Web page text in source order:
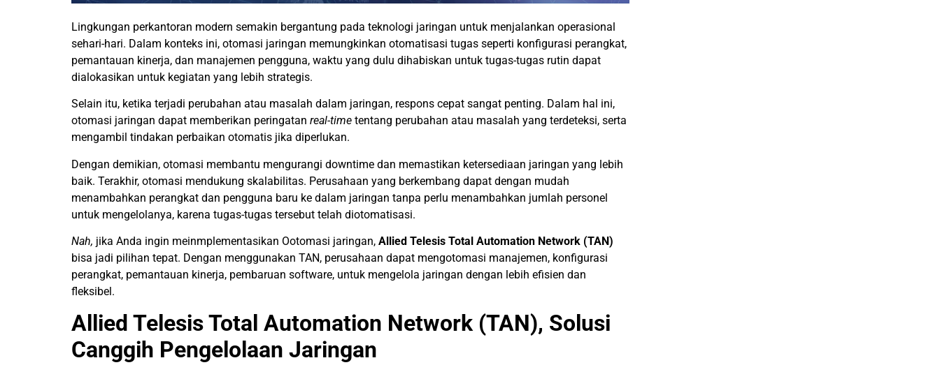
Lingkungan perkantoran modern semakin bergantung pada teknologi jaringan untuk menjalankan operasional
sehari-hari. Dalam konteks ini, otomasi jaringan memungkinkan otomatisasi tugas seperti konfigurasi perangkat,
pemantauan kinerja, dan manajemen pengguna, waktu yang dulu dihabiskan untuk tugas-tugas rutin dapat
dialokasikan untuk kegiatan yang lebih strategis.
Selain itu, ketika terjadi perubahan atau masalah dalam jaringan, respons cepat sangat penting. Dalam hal ini,
otomasi jaringan dapat memberikan peringatan real-time tentang perubahan atau masalah yang terdeteksi, serta
mengambil tindakan perbaikan otomatis jika diperlukan.
Dengan demikian, otomasi membantu mengurangi downtime dan memastikan ketersediaan jaringan yang lebih
baik. Terakhir, otomasi mendukung skalabilitas. Perusahaan yang berkembang dapat dengan mudah
menambahkan perangkat dan pengguna baru ke dalam jaringan tanpa perlu menambahkan jumlah personel
untuk mengelolanya, karena tugas-tugas tersebut telah diotomatisasi.
Nah, jika Anda ingin meinmplementasikan Ootomasi jaringan, Allied Telesis Total Automation Network (TAN)
bisa jadi pilihan tepat. Dengan menggunakan TAN, perusahaan dapat mengotomasi manajemen, konfigurasi
perangkat, pemantauan kinerja, pembaruan software, untuk mengelola jaringan dengan lebih efisien dan
fleksibel.
Allied Telesis Total Automation Network (TAN), Solusi
Canggih Pengelolaan Jaringan